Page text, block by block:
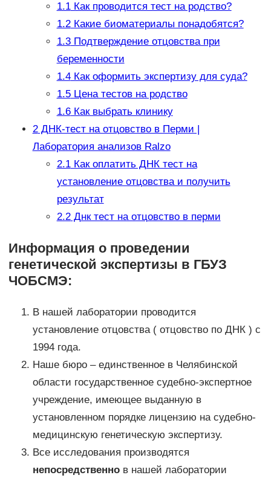
1.1Как проводится тест на родство?
1.2Какие биоматериалы понадобятся?
1.3Подтверждение отцовства при
беременности
1.4Как оформить экспертизу для суда?
1.5Цена тестов на родство
1.6Как выбрать клинику
2ДНК-тест на отцовство в Перми |
Лаборатория анализов Ralzo
2.1Как оплатить ДНК тест на
установление отцовства и получить
результат
2.2Днк тест на отцовство в перми
Информация о проведении
генетической экспертизы в ГБУЗ
ЧОБСМЭ:
В нашей лаборатории проводится
установление отцовства ( отцовство по ДНК ) с
1994 года.
Наше бюро – единственное в Челябинской
области государственное судебно-экспертное
учреждение, имеющее выданную в
установленном порядке лицензию на судебно-
медицинскую генетическую экспертизу.
Все исследования производятся
непосредственнов нашей лаборатории